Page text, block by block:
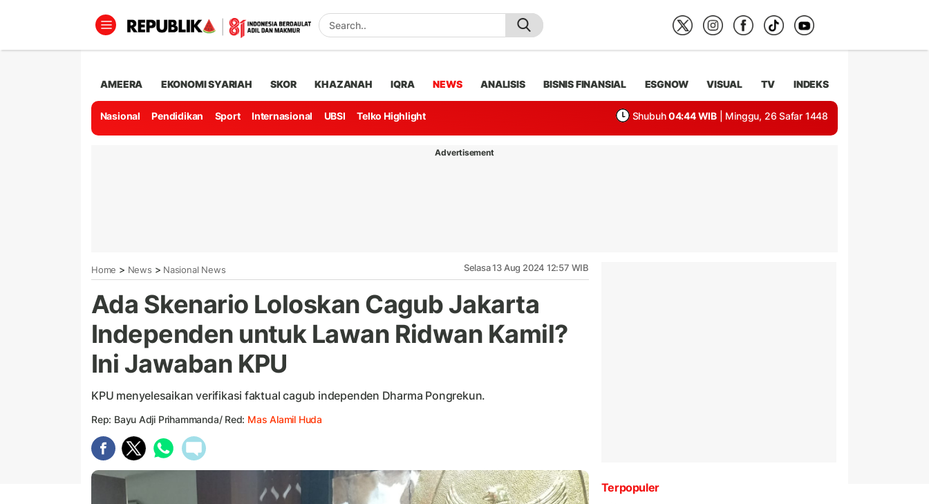
AMEERA EKONOMI SYARIAH SKOR KHAZANAH IQRA NEWS ANALISIS BISNIS FINANSIAL ESGNOW VISUAL TV INDEKS
Nasional Pendidikan Sport Internasional UBSI Telko Highlight Shubuh 04:44 WIB | Minggu, 26 Safar 1448
Advertisement
Home > News > Nasional News Selasa 13 Aug 2024 12:57 WIB
Ada Skenario Loloskan Cagub Jakarta
Independen untuk Lawan Ridwan Kamil?
Ini Jawaban KPU
KPU menyelesaikan verifikasi faktual cagub independen Dharma Pongrekun.
Rep: Bayu Adji Prihammanda/ Red: Mas Alamil Huda
Terpopuler